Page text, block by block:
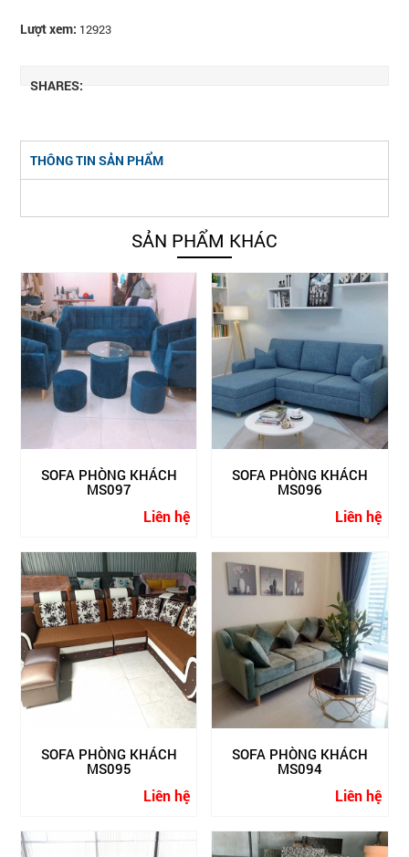
Lượt xem: 12923
SHARES:
THÔNG TIN SẢN PHẨM
SẢN PHẨM KHÁC
SOFA PHÒNG KHÁCH
MS097
Liên hệ
SOFA PHÒNG KHÁCH
MS096
Liên hệ
SOFA PHÒNG KHÁCH
MS095
Liên hệ
SOFA PHÒNG KHÁCH
MS094
Liên hệ